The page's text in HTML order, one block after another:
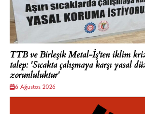
TTB ve Birleşik Metal-İş'ten iklim
talep: 'Sıcakta çalışmaya karşı yasal
zorunluluktur'
6 Ağustos 2026